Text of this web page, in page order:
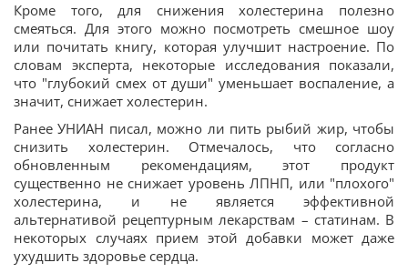
Кроме того, для снижения холестерина полезно
смеяться. Для этого можно посмотреть смешное шоу
или почитать книгу, которая улучшит настроение. По
словам эксперта, некоторые исследования показали,
что "глубокий смех от души" уменьшает воспаление, а
значит, снижает холестерин.
Ранее УНИАН писал, можно ли пить рыбий жир, чтобы
снизить холестерин. Отмечалось, что согласно
обновленным рекомендациям, этот продукт
существенно не снижает уровень ЛПНП, или "плохого"
холестерина, и не является эффективной
альтернативой рецептурным лекарствам – статинам. В
некоторых случаях прием этой добавки может даже
ухудшить здоровье сердца.